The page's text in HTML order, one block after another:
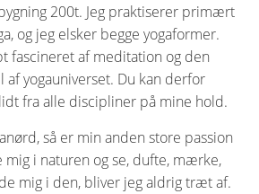
200t. Jeg praktiserer primært
og jeg elsker begge yogaformer.
fascineret af meditation og den
yogauniverset. Du kan derfor
fra alle discipliner på mine hold.
så er min anden store passion
mig i naturen og se, dufte, mærke,
mig i den, bliver jeg aldrig træt af.